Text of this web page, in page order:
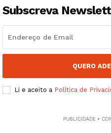
Quero ser Assinante
Subscreva
QUERO
Li e aceito a Política de
PUBLICIDADE •